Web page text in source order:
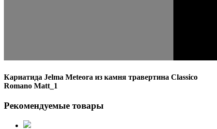
Кариатида Jelma Meteora из камня травертина Classico
Romano Matt_1
Рекомендуемые товары